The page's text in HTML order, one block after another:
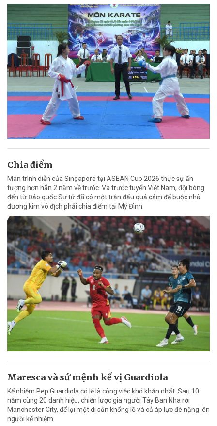
Chia điểm
Màn trình diễn của Singapore tại ASEAN Cup 2026 thực sự ấn
tượng hơn hẳn 2 năm về trước. Và trước tuyển Việt Nam, đội bóng
đến từ Đảo quốc Sư tử đã có một trận đấu quả cảm để buộc nhà
đương kim vô địch phải chia điểm tại Mỹ Đình.
Maresca và sứ mệnh kế vị Guardiola
Kế nhiệm Pep Guardiola có lẽ là công việc khó khăn nhất. Sau 10
năm cùng 20 danh hiệu, chiến lược gia người Tây Ban Nha rời
Manchester City, để lại một di sản khổng lồ và cả áp lực đè nặng lên
người kế nhiệm.